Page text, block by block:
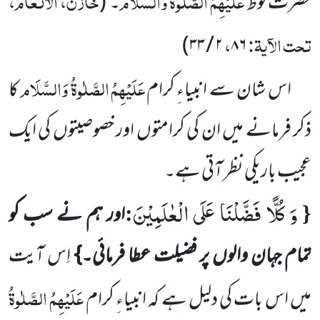
تحت الآیۃ:۸۶،۲/۳۳)
اس شان سے انبیاءِ کرامعَلَیْہِمُ الصَّلٰوۃُ وَالسَّلَامکا
ذکر فرمانے میں ان کی کرامتوں اور خصوصیتوں کی ایک
عجیب باریکی نظر آتی ہے۔
{وَ كُلًّا فَضَّلْنَا عَلَى الْعٰلَمِیْنَ:اور ہم نے سب کو
تمام جہان والوں پر فضیلت عطا فرمائی۔}اِس آیت
میں اس بات کیدلیل ہے کہ انبیاءِ کرامعَلَیْہِمُ الصَّلٰوۃُ